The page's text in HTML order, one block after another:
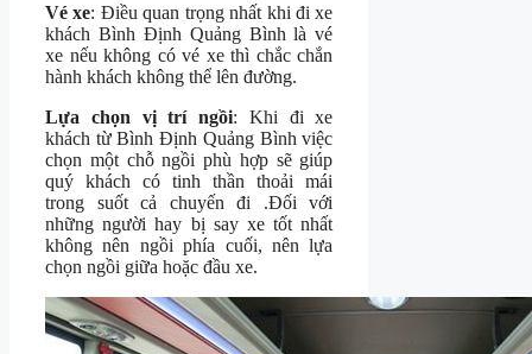
Vé xe: Điều quan trọng nhất khi đi xe
khách Bình Định Quảng Bình là vé
xe nếu không có vé xe thì chắc chắn
hành khách không thể lên đường.
Lựa chọn vị trí ngồi: Khi đi xe
khách từ Bình Định Quảng Bình việc
chọn một chỗ ngồi phù hợp sẽ giúp
quý khách có tinh thần thoải mái
trong suốt cả chuyến đi .Đối với
những người hay bị say xe tốt nhất
không nên ngồi phía cuối, nên lựa
chọn ngồi giữa hoặc đầu xe.